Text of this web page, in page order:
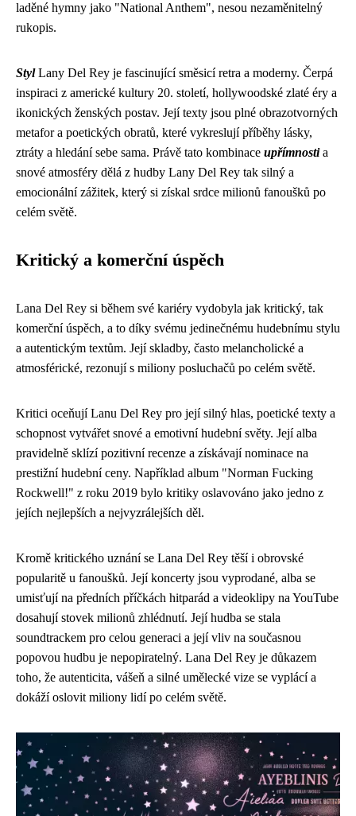
laděné hymny jako "National Anthem", nesou nezaměnitelný
rukopis.
StylLany Del Rey je fascinující směsicí retra a moderny. Čerpá
inspiraci z americké kultury 20. století, hollywoodské zlaté éry a
ikonických ženských postav. Její texty jsou plné obrazotvorných
metafor a poetických obratů, které vykreslují příběhy lásky,
ztráty a hledání sebe sama. Právě tato kombinace upřímnostia
snové atmosféry dělá z hudby Lany Del Rey tak silný a
emocionální zážitek, který si získal srdce milionů fanoušků po
celém světě.
Kritický a komerční úspěch
Lana Del Rey si během své kariéry vydobyla jak kritický, tak
komerční úspěch, a to díky svému jedinečnému hudebnímu stylu
a autentickým textům. Její skladby, často melancholické a
atmosférické, rezonují s miliony posluchačů po celém světě.
Kritici oceňují Lanu Del Rey pro její silný hlas, poetické texty a
schopnost vytvářet snové a emotivní hudební světy. Její alba
pravidelně sklízí pozitivní recenze a získávají nominace na
prestižní hudební ceny. Například album "Norman Fucking
Rockwell!" z roku 2019 bylo kritiky oslavováno jako jedno z
jejích nejlepších a nejvyzrálejších děl.
Kromě kritického uznání se Lana Del Rey těší i obrovské
popularitě u fanoušků. Její koncerty jsou vyprodané, alba se
umisťují na předních příčkách hitparád a videoklipy na YouTube
dosahují stovek milionů zhlédnutí. Její hudba se stala
soundtrackem pro celou generaci a její vliv na současnou
popovou hudbu je nepopiratelný. Lana Del Rey je důkazem
toho, že autenticita, vášeň a silné umělecké vize se vyplácí a
dokáží oslovit miliony lidí po celém světě.